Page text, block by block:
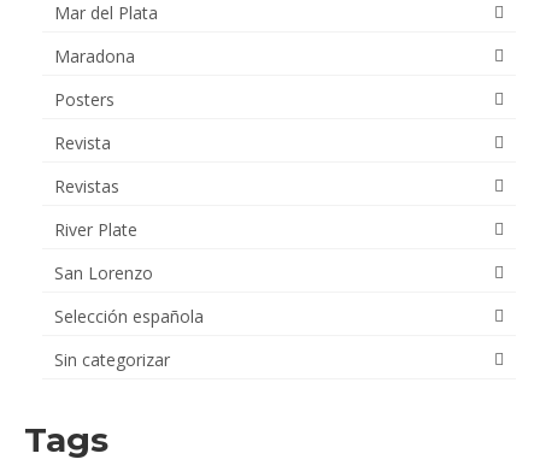
Mar del Plata
Maradona
Posters
Revista
Revistas
River Plate
San Lorenzo
Selección española
Sin categorizar
Tags